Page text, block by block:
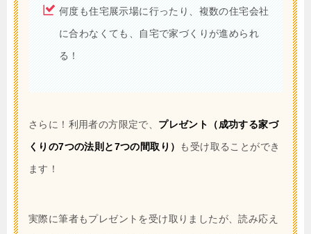
何度も住宅展示場に行ったり、複数の住宅会社
に合わなくても、自宅で家づくりが進められ
る！
さらに！利用者の方限定で、 プレゼント（成功する家づ
くりの7つの法則と7つの間取り） も受け取ることができ
ます！
実際に筆者もプレゼントを受け取りましたが、読み応え